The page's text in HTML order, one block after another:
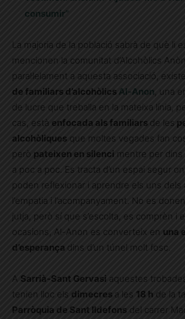
consumir”
La majoria de la població sabrà de què li
mencionen la comunitat d’Alcohòlics
paral·lelament a aquesta associació,
de familiars d’alcohòlicsAl-Anon, una
de lucre que treballa en la mateixa línia,
cas, està enfocada als familiars de les
alcohòliques que moltes vegades fan
però pateixen en silenci mentre per
a poc a poc. Es tracta d’un espai segur
poden reflexionar i aprendre els uns dels
l’empatia i l’acompanyament. No es
jutja, però sí que s’escolta, es comprèn i
ocasions, Al-Anon es converteix en una
d’esperança dins d’un túnel molt fosc.
A Sarrià-Sant Gervasi aquestes
tenien lloc els dimecres a les 18 h de la
Parròquia de Sant Ildefons del carrer